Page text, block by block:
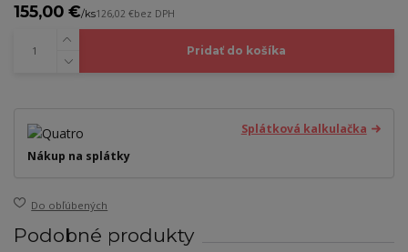
155,00 €/ks126,02 €bez DPH
Pridať do košíka
Splátková kalkulačka
Nákup na splátky
Do obľúbených
Podobné produkty